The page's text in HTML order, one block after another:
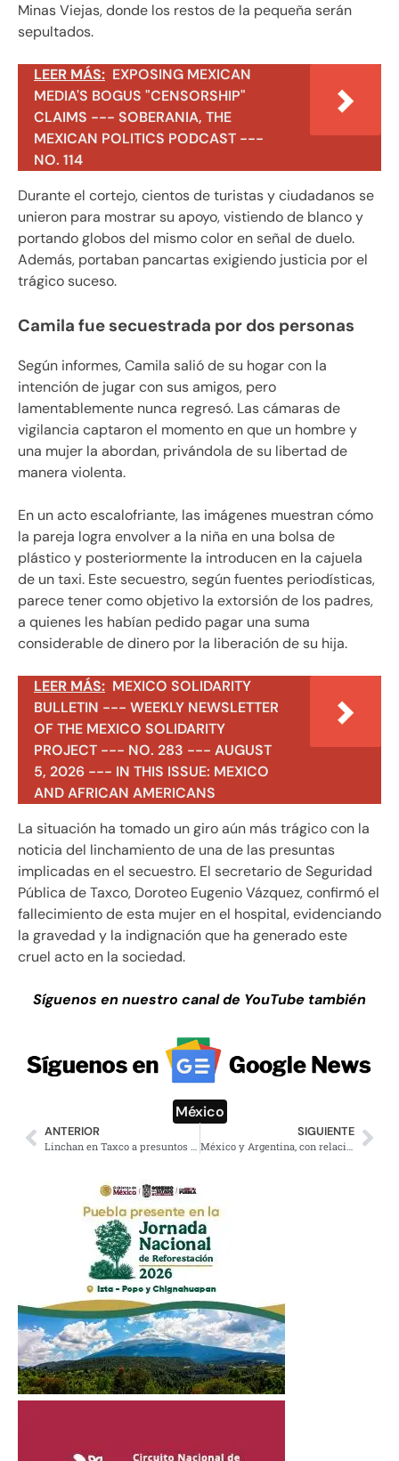
Minas Viejas, donde los restos de la pequeña serán
sepultados.
LEER MÁS: EXPOSING MEXICAN
MEDIA'S BOGUS "CENSORSHIP"
CLAIMS --- SOBERANIA, THE
MEXICAN POLITICS PODCAST ---
NO. 114
Durante el cortejo, cientos de turistas y ciudadanos se
unieron para mostrar su apoyo, vistiendo de blanco y
portando globos del mismo color en señal de duelo.
Además, portaban pancartas exigiendo justicia por el
trágico suceso.
Camila fue secuestrada por dos personas
Según informes, Camila salió de su hogar con la
intención de jugar con sus amigos, pero
lamentablemente nunca regresó. Las cámaras de
vigilancia captaron el momento en que un hombre y
una mujer la abordan, privándola de su libertad de
manera violenta.
En un acto escalofriante, las imágenes muestran cómo
la pareja logra envolver a la niña en una bolsa de
plástico y posteriormente la introducen en la cajuela
de un taxi. Este secuestro, según fuentes periodísticas,
parece tener como objetivo la extorsión de los padres,
a quienes les habían pedido pagar una suma
considerable de dinero por la liberación de su hija.
LEER MÁS: MEXICO SOLIDARITY
BULLETIN --- WEEKLY NEWSLETTER
OF THE MEXICO SOLIDARITY
PROJECT --- NO. 283 --- AUGUST
5, 2026 --- IN THIS ISSUE: MEXICO
AND AFRICAN AMERICANS
La situación ha tomado un giro aún más trágico con la
noticia del linchamiento de una de las presuntas
implicadas en el secuestro. El secretario de Seguridad
Pública de Taxco, Doroteo Eugenio Vázquez, confirmó el
fallecimiento de esta mujer en el hospital, evidenciando
la gravedad y la indignación que ha generado este
cruel acto en la sociedad.
Síguenos en nuestro canal de YouTube también
México
ANTERIOR SIGUIENTE